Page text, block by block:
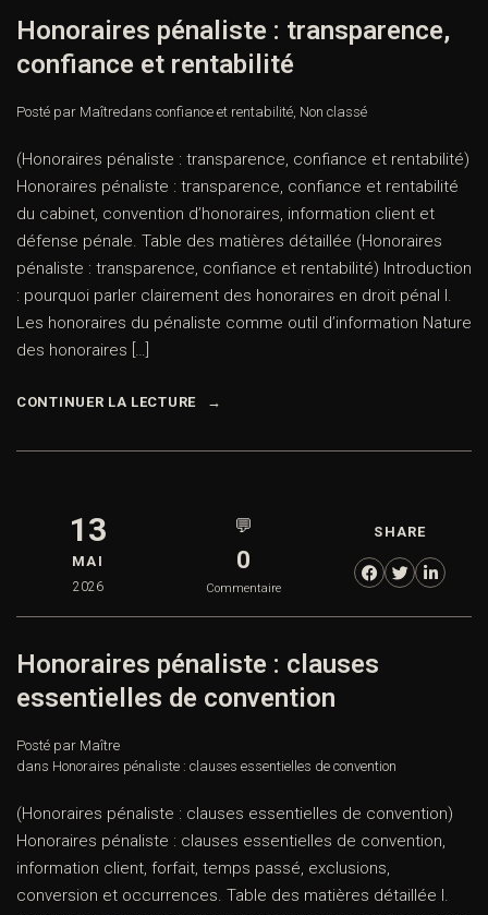
Honoraires pénaliste : transparence,
confiance et rentabilité
Posté par Maîtredans confiance et rentabilité, Non classé
(Honoraires pénaliste : transparence, confiance et rentabilité)
Honoraires pénaliste : transparence, confiance et rentabilité
du cabinet, convention d’honoraires, information client et
défense pénale. Table des matières détaillée (Honoraires
pénaliste : transparence, confiance et rentabilité) Introduction
: pourquoi parler clairement des honoraires en droit pénal I.
Les honoraires du pénaliste comme outil d’information Nature
des honoraires […]
CONTINUER LA LECTURE
13
MAI
2026
💬
0
Commentaire
SHARE
Honoraires pénaliste : clauses
essentielles de convention
Posté par Maître
dans Honoraires pénaliste : clauses essentielles de convention
(Honoraires pénaliste : clauses essentielles de convention)
Honoraires pénaliste : clauses essentielles de convention,
information client, forfait, temps passé, exclusions,
conversion et occurrences. Table des matières détaillée I.